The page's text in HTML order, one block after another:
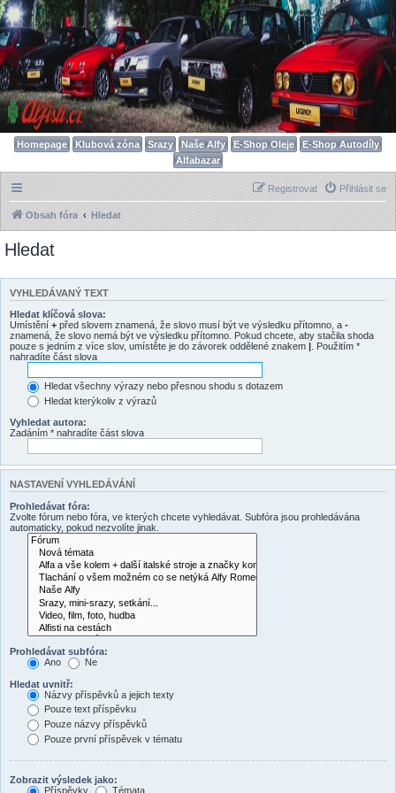
Homepage Klubová zóna Srazy Naše Alfy E-Shop Oleje
E-Shop Autodíly
Alfabazar
Přihlásit se
Registrovat
Obsah fóra Hledat
Hledat
VYHLEDÁVANÝ TEXT
Hledat klíčová slova:
Umístění + před slovem znamená, že slovo musí být ve výsledku přítomno, a -
znamená, že slovo nemá být ve výsledku přítomno. Pokud chcete, aby stačila shoda
pouze s jedním z více slov, umístěte je do závorek oddělené znakem | . Použitím *
nahradíte část slova
Hledat všechny výrazy nebo přesnou shodu s dotazem
Hledat kterýkoliv z výrazů
Vyhledat autora:
Zadáním * nahradíte část slova
NASTAVENÍ VYHLEDÁVÁNÍ
Prohledávat fóra:
Zvolte fórum nebo fóra, ve kterých chcete vyhledávat. Subfóra jsou prohledávána
automaticky, pokud nezvolíte jinak.
Prohledávat subfóra:
Ano
Ne
Hledat uvnitř:
Názvy příspěvků a jejich texty
Pouze text příspěvku
Pouze názvy příspěvků
Pouze první příspěvek v tématu
Zobrazit výsledek jako:
Příspěvky
Témata